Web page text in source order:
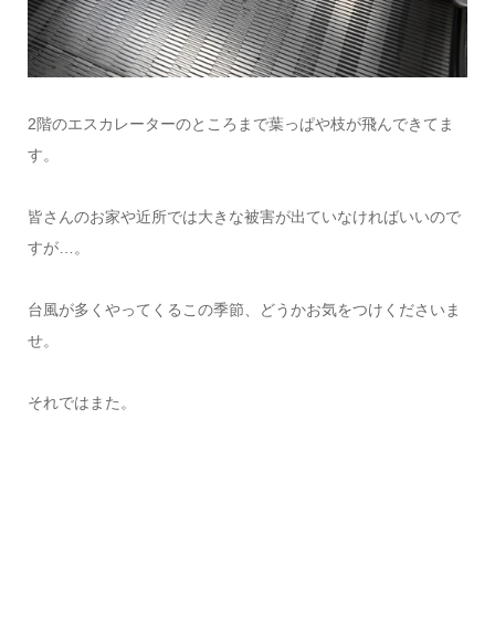
2階のエスカレーターのところまで葉っぱや枝が飛んできてま
す。
皆さんのお家や近所では大きな被害が出ていなければいいので
すが…。
台風が多くやってくるこの季節、どうかお気をつけくださいま
せ。
それではまた。